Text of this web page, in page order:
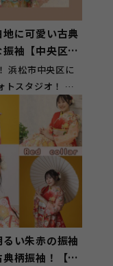
地に可愛い古典
袖【中央区湖
浜松市中央区に
トスタジオ！ ガ
西店です！ 中央
るい朱赤の振袖
柄振袖！【湖